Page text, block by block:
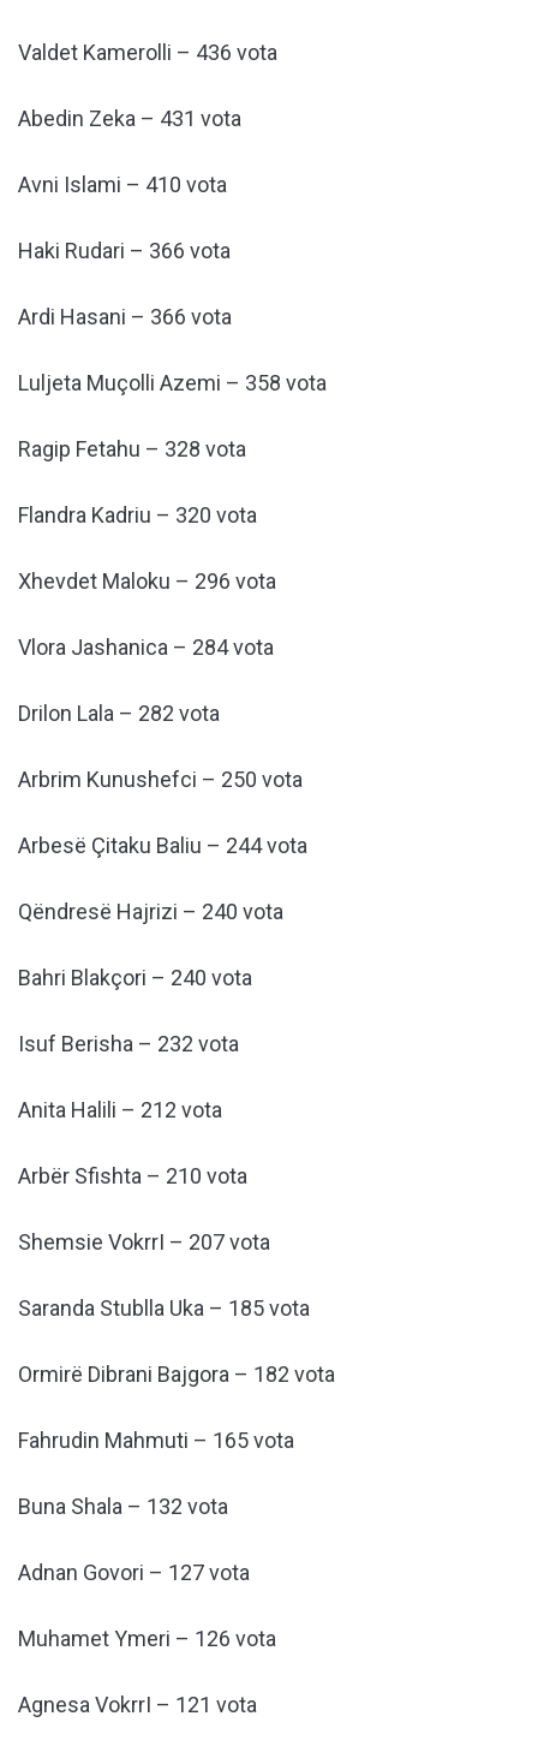
Valdet Kamerolli – 436 vota
Abedin Zeka – 431 vota
Avni Islami – 410 vota
Haki Rudari – 366 vota
Ardi Hasani – 366 vota
Luljeta Muçolli Azemi – 358 vota
Ragip Fetahu – 328 vota
Flandra Kadriu – 320 vota
Xhevdet Maloku – 296 vota
Vlora Jashanica – 284 vota
Drilon Lala – 282 vota
Arbrim Kunushefci – 250 vota
Arbesë Çitaku Baliu – 244 vota
Qëndresë Hajrizi – 240 vota
Bahri Blakçori – 240 vota
Isuf Berisha – 232 vota
Anita Halili – 212 vota
Arbër Sfishta – 210 vota
Shemsie VokrrI – 207 vota
Saranda Stublla Uka – 185 vota
Ormirë Dibrani Bajgora – 182 vota
Fahrudin Mahmuti – 165 vota
Buna Shala – 132 vota
Adnan Govori – 127 vota
Muhamet Ymeri – 126 vota
Agnesa VokrrI – 121 vota